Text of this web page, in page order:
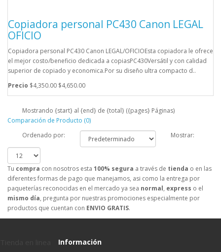
Copiadora personal PC430 Canon LEGAL
OFICIO
Copiadora personal PC430 Canon LEGAL/OFICIOEsta copiadora le ofrece
el mejor costo/beneficio dedicada a copiasPC430Versátil y con calidad
superior de copiado y economica.Por su diseño ultra compacto d..
Precio $4,350.00 $4,650.00
Mostrando {start} al {end} de {total} ({pages} Páginas)
Comparación de Producto (0)
Ordenado por:
Mostrar:
Tu compra con nosotros esta 100% segura a través de tienda o en las
diferentes formas de pago que manejamos, asi como la entrega por
paqueterías reconocidas en el mercado ya sea normal, express o el
mismo día, pregunta por nuestras promociones especialmente por
productos que cuentan con ENVIO GRATIS.
Información